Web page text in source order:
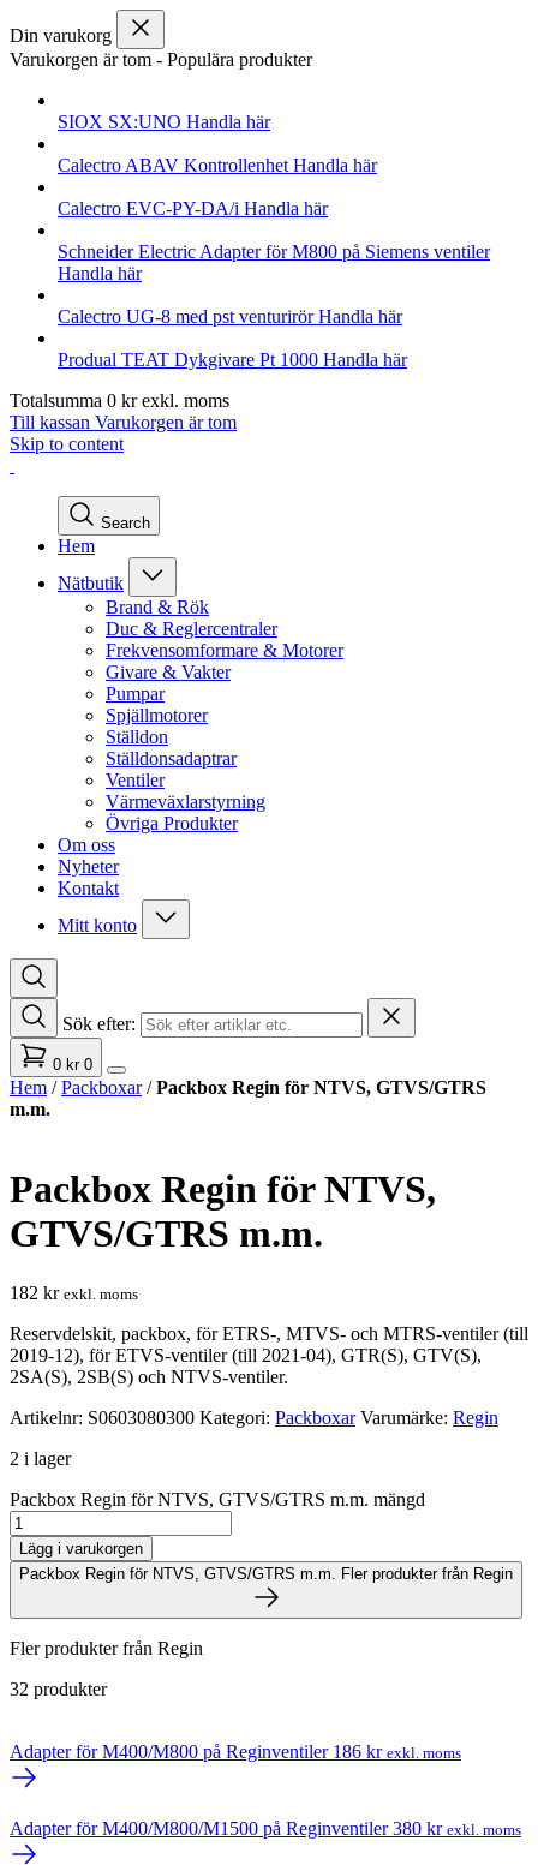
Din varukorg
Varukorgen är tom - Populära produkter
SIOX SX:UNO Handla här
Calectro ABAV Kontrollenhet Handla här
Calectro EVC-PY-DA/i Handla här
Schneider Electric Adapter för M800 på Siemens ventiler
Handla här
Calectro UG-8 med pst venturirörHandla här
Produal TEAT Dykgivare Pt 1000 Handla här
Totalsumma 0 kr exkl. moms
Till kassan Varukorgen är tom
Skip to content
Search
Hem
Nätbutik
Brand & Rök
Duc & Reglercentraler
Frekvensomformare & Motorer
Givare & Vakter
Pumpar
Spjällmotorer
Ställdon
Ställdonsadaptrar
Ventiler
Värmeväxlarstyrning
Övriga Produkter
Om oss
Nyheter
Kontakt
Mitt konto
Sök efter:
0 kr 0
Hem /Packboxar/Packbox Regin för NTVS, GTVS/GTRS
m.m.
Packbox Regin för NTVS,
GTVS/GTRS m.m.
182 kr exkl. moms
Reservdelskit, packbox, för ETRS-, MTVS- och MTRS-ventiler (till
2019-12), för ETVS-ventiler (till 2021-04), GTR(S), GTV(S),
2SA(S), 2SB(S) och NTVS-ventiler.
Artikelnr: S0603080300 Kategori: Packboxar Varumärke: Regin
2 i lager
Packbox Regin för NTVS, GTVS/GTRS m.m. mängd
Lägg i varukorgen
Packbox Regin för NTVS, GTVS/GTRS m.m.
Fler produkter från Regin
Fler produkter från Regin
32 produkter
Adapter för M400/M800 på Reginventiler 186 kr exkl. moms
Adapter för M400/M800/M1500 på Reginventiler 380 kr exkl. moms